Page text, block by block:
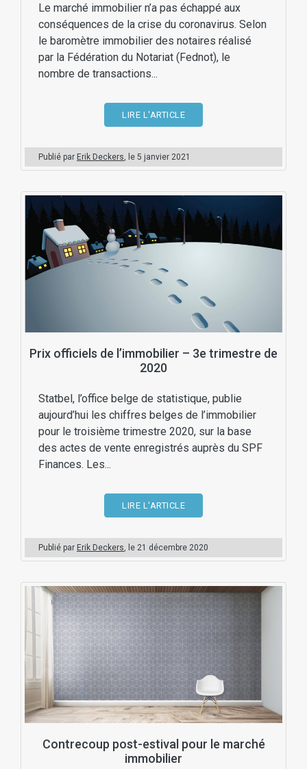
Le marché immobilier n’a pas échappé aux
conséquences de la crise du coronavirus. Selon
le baromètre immobilier des notaires réalisé
par la Fédération du Notariat (Fednot), le
nombre de transactions...
LIRE L'ARTICLE
Publié par Erik Deckers, le 5 janvier 2021
Prix officiels de l’immobilier – 3e trimestre de
2020
Statbel, l’office belge de statistique, publie
aujourd’hui les chiffres belges de l’immobilier
pour le troisième trimestre 2020, sur la base
des actes de vente enregistrés auprès du SPF
Finances. Les...
LIRE L'ARTICLE
Publié par Erik Deckers, le 21 décembre 2020
Contrecoup post-estival pour le marché
immobilier